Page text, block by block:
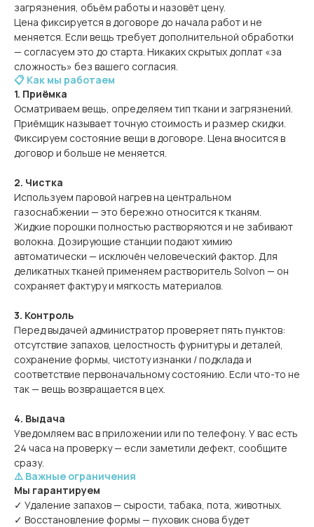
загрязнения, объём работы и назовёт цену.
Цена фиксируется в договоре до начала работ и не
меняется. Если вещь требует дополнительной обработки
— согласуем это до старта. Никаких скрытых доплат «за
сложность» без вашего согласия.
📋 Как мы работаем
1. Приёмка
Осматриваем вещь, определяем тип ткани и загрязнений.
Приёмщик называет точную стоимость и размер скидки.
Фиксируем состояние вещи в договоре. Цена вносится в
договор и больше не меняется.
2. Чистка
Используем паровой нагрев на центральном
газоснабжении — это бережно относится к тканям.
Жидкие порошки полностью растворяются и не забивают
волокна. Дозирующие станции подают химию
автоматически — исключён человеческий фактор. Для
деликатных тканей применяем растворитель Solvon — он
сохраняет фактуру и мягкость материалов.
3. Контроль
Перед выдачей администратор проверяет пять пунктов:
отсутствие запахов, целостность фурнитуры и деталей,
сохранение формы, чистоту изнанки / подклада и
соответствие первоначальному состоянию. Если что-то не
так — вещь возвращается в цех.
4. Выдача
Уведомляем вас в приложении или по телефону. У вас есть
24 часа на проверку — если заметили дефект, сообщите
сразу.
⚠️ Важные ограничения
Мы гарантируем
✓ Удаление запахов — сырости, табака, пота, животных.
✓ Восстановление формы — пуховик снова будет